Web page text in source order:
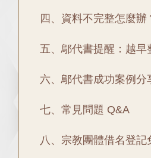
四、資料不完整怎麼辦
五、鄔代書提醒：越早
六、鄔代書成功案例分
七、常見問題 Q&A
八、宗教團體借名登記